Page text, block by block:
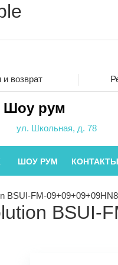
возврат
Шоу рум
ул. Школьная, д. 78
ШОУ РУМ КОНТАКТЫ
BSUI-FM-
BSUI-